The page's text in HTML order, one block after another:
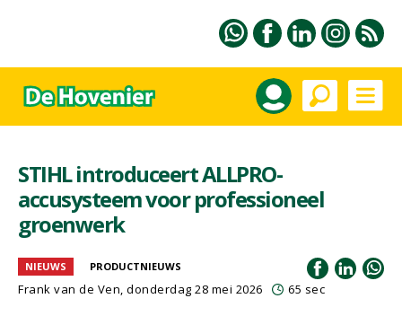
STIHL introduceert ALLPRO-
accusysteem voor professioneel
groenwerk
NIEUWS PRODUCTNIEUWS
Frank van de Ven, donderdag 28 mei 2026 65 sec